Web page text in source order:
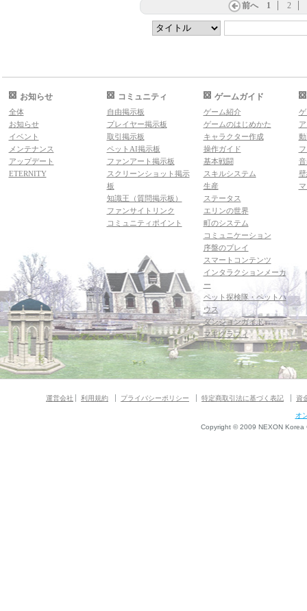
前へ 1 2
お知らせ
全体
お知らせ
イベント
メンテナンス
アップデート
ETERNITY
コミュニティ
自由掲示板
プレイヤー掲示板
取引掲示板
ペットAI掲示板
ファンアート掲示板
スクリーンショット掲示
板
知識王（質問掲示板）
ファンサイトリンク
コミュニティポイント
ゲームガイド
ゲーム紹介
ゲームのはじめかた
キャラクター作成
操作ガイド
基本戦闘
スキルシステム
生産
ステータス
エリンの世界
町のシステム
コミュニケーション
序盤のプレイ
スマートコンテンツ
インタラクションメーカ
ー
ペット探検隊・ペットハ
ウス
ダンジョンガイド
マギグラフィ
運営会社 利用規約 プライバシーポリシー 特定商取引法に基づく表記 資
オ
Copyright © 2009 NEXON Korea